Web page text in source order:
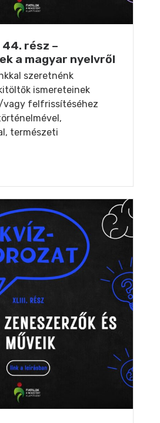
rész –
a magyar nyelvről
szeretnénk
ismereteinek
vagy felfrissítéséhez
természeti